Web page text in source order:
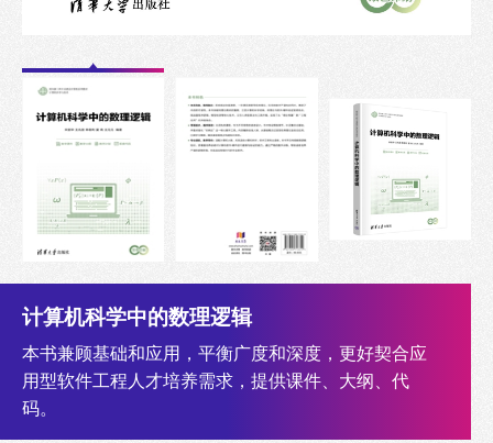
计算机科学中的数理逻辑
本书兼顾基础和应用，平衡广度和深度，更好契合应
用型软件工程人才培养需求，提供课件、大纲、代
码。